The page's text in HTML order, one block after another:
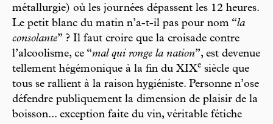
métallurgie) où les journées dépassent les 12 heures.
Le petit blanc du matin n’a-t-il pas pour nom “la
consolante” ? Il faut croire que la croisade contre
l’alcoolisme, ce “mal qui ronge la nation”, est devenue
tellement hégémonique à la fin du XIXe siècle que
tous se rallient à la raison hygiéniste. Personne n’ose
défendre publiquement la dimension de plaisir de la
boisson... exception faite du vin, véritable fétiche